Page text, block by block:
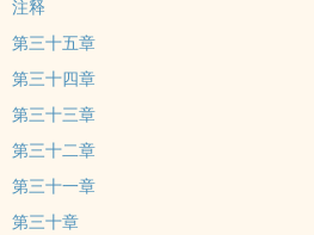
个梦里呼唤过千次的身影，是否终将浮现
注释
第三十五章
第三十四章
第三十三章
第三十二章
第三十一章
第三十章